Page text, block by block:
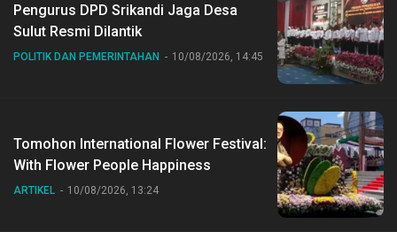
Pengurus DPD Srikandi Jaga Desa
Sulut Resmi Dilantik
POLITIK DAN PEMERINTAHAN 10/08/2026, 14:45
Tomohon International Flower Festival:
With Flower People Happiness
ARTIKEL 10/08/2026, 13:24